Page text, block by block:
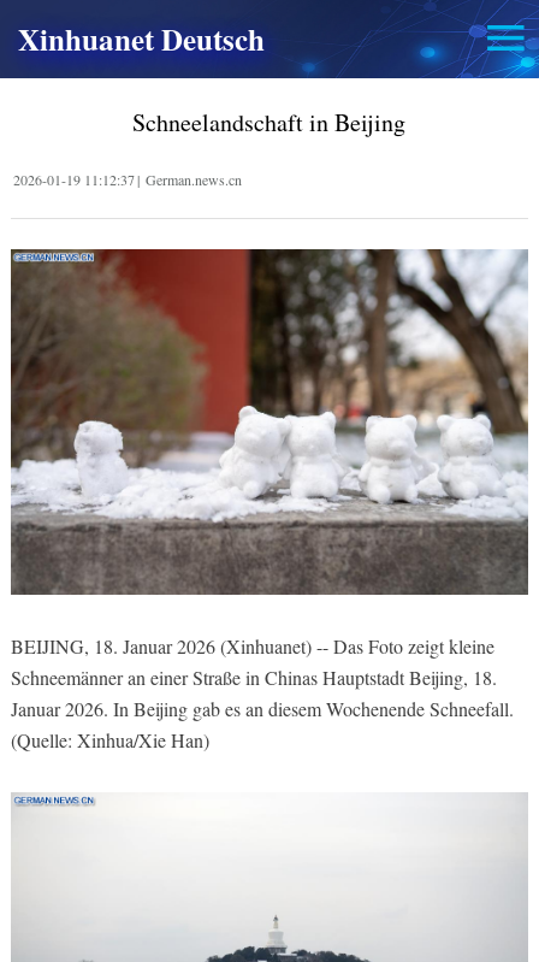
Xinhuanet Deutsch
Schneelandschaft in Beijing
2026-01-19 11:12:37| German.news.cn
BEIJING, 18. Januar 2026 (Xinhuanet) -- Das Foto zeigt kleine
Schneemänner an einer Straße in Chinas Hauptstadt Beijing, 18.
Januar 2026. In Beijing gab es an diesem Wochenende Schneefall.
(Quelle: Xinhua/Xie Han)